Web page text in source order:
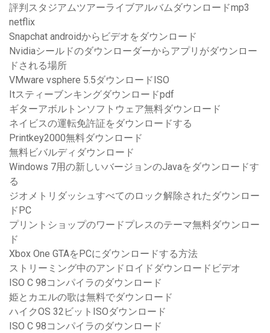
評判スタジアムツアーライブアルバムダウンロードmp3
netflix
Snapchat androidからビデオをダウンロード
Nvidiaシールドのダウンローダーからアプリがダウンロー
ドされる場所
VMware vsphere 5.5ダウンロードISO
Itスティーブンキングダウンロードpdf
ギターアボルトンソフトウェア無料ダウンロード
ネイビスの運転免許証をダウンロードする
Printkey2000無料ダウンロード
無料ビバルディダウンロード
Windows 7用の新しいバージョンのJavaをダウンロードす
る
ジオメトリダッシュすべてのロック解除されたダウンロー
ドPC
プリントショップのワードプレスのテーマ無料ダウンロー
ド
Xbox One GTAをPCにダウンロードする方法
ストリーミング中のアンドロイドダウンロードビデオ
ISO C 98コンパイラのダウンロード
姫とカエルの歌は無料でダウンロード
ハイクOS 32ビットISOダウンロード
ISO C 98コンパイラのダウンロード